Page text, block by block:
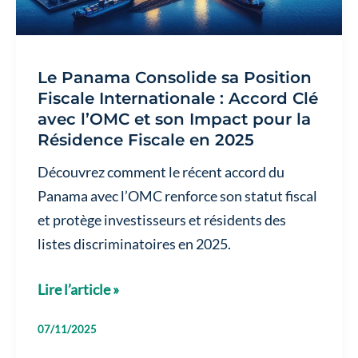
Résidence
et
Investissement
Le Panama Consolide sa Position
Fiscale Internationale : Accord Clé
avec l’OMC et son Impact pour la
Résidence Fiscale en 2025
Découvrez comment le récent accord du
Panama avec l’OMC renforce son statut fiscal
et protège investisseurs et résidents des
listes discriminatoires en 2025.
Le
Consolide
Lire l’article »
07/11/2025